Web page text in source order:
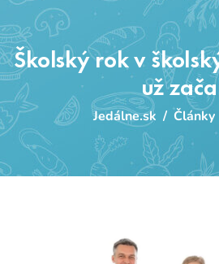
Školský rok v
už
Jedálne.sk / Články